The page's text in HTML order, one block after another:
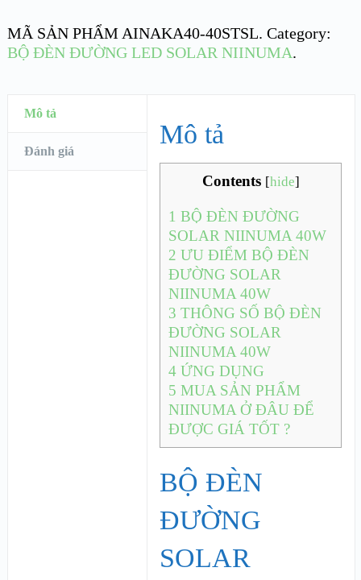
MÃ SẢN PHẨM AINAKA40-40STSL. Category:
BỘ ĐÈN ĐƯỜNG LED SOLAR NIINUMA.
Mô tả
Đánh giá
Mô tả
Contents [hide]
1 BỘ ĐÈN ĐƯỜNG
SOLAR NIINUMA 40W
2 ƯU ĐIỂM BỘ ĐÈN
ĐƯỜNG SOLAR
NIINUMA 40W
3 THÔNG SỐ BỘ ĐÈN
ĐƯỜNG SOLAR
NIINUMA 40W
4 ỨNG DỤNG
5 MUA SẢN PHẨM
NIINUMA Ở ĐÂU ĐỂ
ĐƯỢC GIÁ TỐT ?
BỘ ĐÈN
ĐƯỜNG
SOLAR